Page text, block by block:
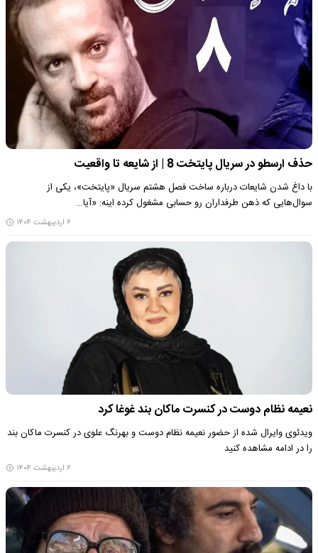
حذف ارسطو در سریال پایتخت 8 | از شایعه تا واقعیت
با داغ شدن شایعات درباره ساخت فصل هشتم سریال «پایتخت»، یکی از
سوال‌هایی که ذهن طرفداران رو حسابی مشغول کرده اینه: «آیا…
۶ اردیبهشت ۱۴۰۴
نعیمه نظام دوست در کنسرت ماکان بند غوغا کرد
ویدئوی وایرال شده از حضور نعیمه نظام دوست و بهرنگ علوی در کنسرت ماکان بند
را در ادامه مشاهده کنید
۶ اردیبهشت ۱۴۰۴